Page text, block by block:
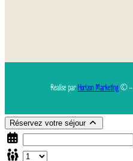
Réalisé parHorizon Marketing© –
Réservez votre séjour